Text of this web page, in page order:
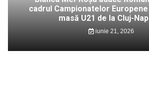
cadrul Campionatelor
masă U21 de la Cluj-
iunie 21, 2026